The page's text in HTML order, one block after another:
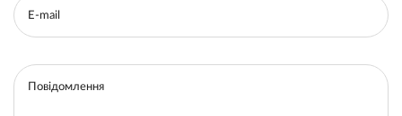
E-mail
Повідомлення